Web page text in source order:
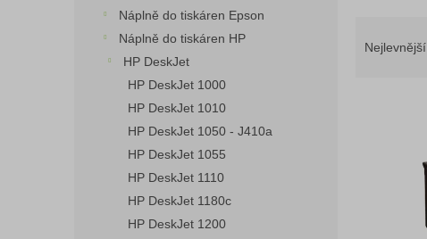
Náplně do tiskáren Epson
Náplně do tiskáren HP
HP DeskJet
HP DeskJet 1000
HP DeskJet 1010
HP DeskJet 1050 - J410a
HP DeskJet 1055
HP DeskJet 1110
HP DeskJet 1180c
HP DeskJet 1200
Nejlevnější